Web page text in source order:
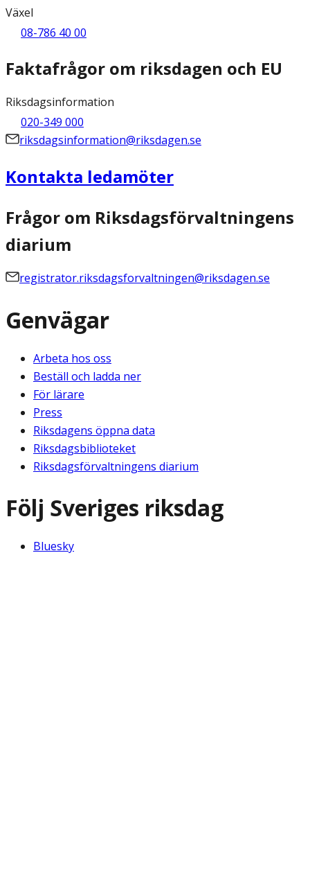
Växel
08-786 40 00
Faktafrågor om riksdagen och EU
Riksdagsinformation
020-349 000
riksdagsinformation@riksdagen.se
Kontakta ledamöter
Frågor om Riksdagsförvaltningens
diarium
registrator.riksdagsforvaltningen@riksdagen.se
Genvägar
Arbeta hos oss
Beställ och ladda ner
För lärare
Press
Riksdagens öppna data
Riksdagsbiblioteket
Riksdagsförvaltningens diarium
Följ Sveriges riksdag
Bluesky